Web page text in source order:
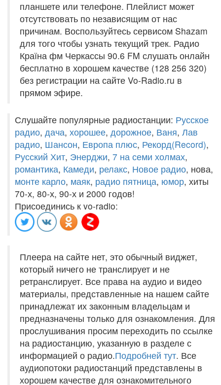
планшете или телефоне. Плейлист может
отсутствовать по независящим от нас
причинам. Воспользуйтесь сервисом Shazam
для того чтобы узнать текущий трек. Радио
Країна фм Черкассы 90.6 FM слушать онлайн
бесплатно в хорошем качестве (128 256 320)
без регистрации на сайте Vo-Radio.ru в
прямом эфире.
Слушайте популярные радиостанции: Русское
радио, дача, хорошее, дорожное, Ваня, Лав
радио, Шансон, Европа плюс, Рекорд(Record),
Русский Хит, Энерджи, 7 на семи холмах,
романтика, Камеди, релакс, Новое радио, нова,
монте карло, маяк, радио пятница, юмор, хиты
70-х, 80-х, 90-х и 2000 годов!
Присоединись к vo-radio:
Плеера на сайте нет, это обычный виджет,
который ничего не транслирует и не
ретранслирует. Все права на аудио и видео
материалы, представленные на нашем сайте
принадлежат их законным владельцам и
предназначены только для ознакомления. Для
прослушивания просим переходить по ссылке
на радиостанцию, указанную в разделе с
информацией о радио.Подробней тут. Все
аудиопотоки радиостанций представлены в
хорошем качестве для ознакомительного